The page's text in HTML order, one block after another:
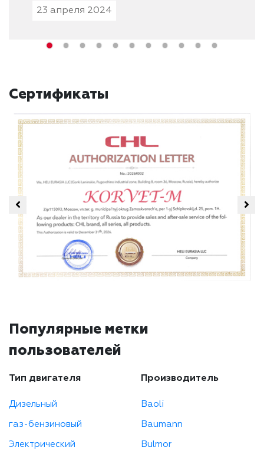
23 апреля 2024
Сертификаты
Популярные метки
пользователей
Тип двигателя
Дизельный
газ-бензиновый
Электрический
Производитель
Baoli
Baumann
Bulmor